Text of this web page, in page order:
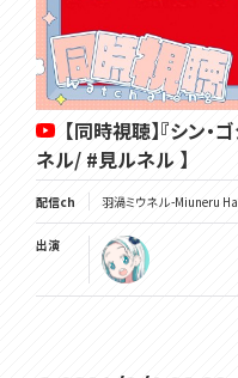
【同時視聴】『シン・
ネル/ #見ルネル 】
配信ch 羽渦ミウネル -Miuneru
出演